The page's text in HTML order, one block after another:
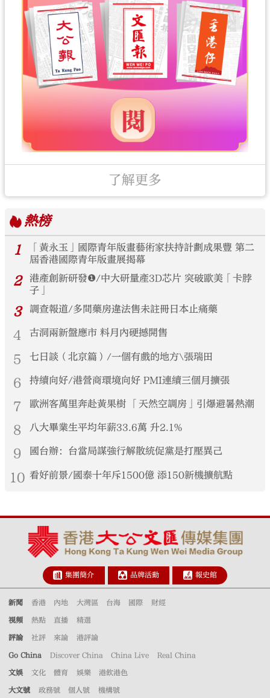
了解更多
熱榜
1
「黃永玉」國際青年版畫藝術家扶持計劃成果豐 第二
屆香港國際青年版畫展揭幕
2
港產創新研發❶/中大研量產3D芯片 突破歐美「卡脖
子」
3 調查報道/多間藥房違法售未註冊日本止痛藥
4 古洞兩新盤應市 料月內硬撼開售
5 七日談（北京篇）/一個有戲的地方\張瑞田
6 持續向好/港營商環境向好 PMI連續三個月擴張
7 歐洲客萬里奔赴黃果樹 「天然空調房」引爆避暑熱潮
8 八大畢業生平均年薪33.6萬 升2.1%
9 國台辦：台當局謀強行解散統促黨是打壓異己
10 看好前景/國泰十年斥1500億 添150新機擴航點
集團簡介 品牌活動 報史館
新聞 香港 內地 大灣區 台海 國際 財經
視頻 熱點 直播 精選
評論 社評 來論 港評論
Go China Discover China China Live Real China
文娛 文化 體育 娛樂 港飲港色
大文號 政務號 個人號 機構號